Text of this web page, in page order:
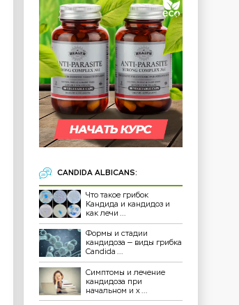
CANDIDA ALBICANS:
Что такое грибок
Кандида и кандидоз и
как лечи ...
Формы и стадии
кандидоза — виды грибка
Candida ...
Симптомы и лечение
кандидоза при
начальном и х ...